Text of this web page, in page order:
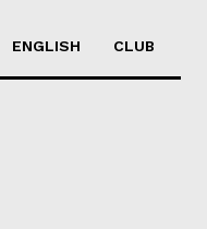
ENGLISH CLUB